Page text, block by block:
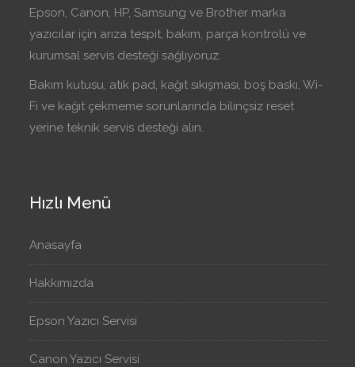
Epson, Canon, HP, Samsung ve Brother marka
yazıcılar için arıza tespit, bakım, parça kontrolü ve
kurumsal servis desteği sağlıyoruz.
Bakım kutusu, atık pad, kağıt sıkışması, boş baskı, Wi-
Fi ve kağıt çekmeme sorunlarında bilinçsiz reset
yerine teknik servis desteği alın.
Hızlı Menü
Anasayfa
Hakkımızda
Epson Yazıcı Servisi
Canon Yazıcı Servisi